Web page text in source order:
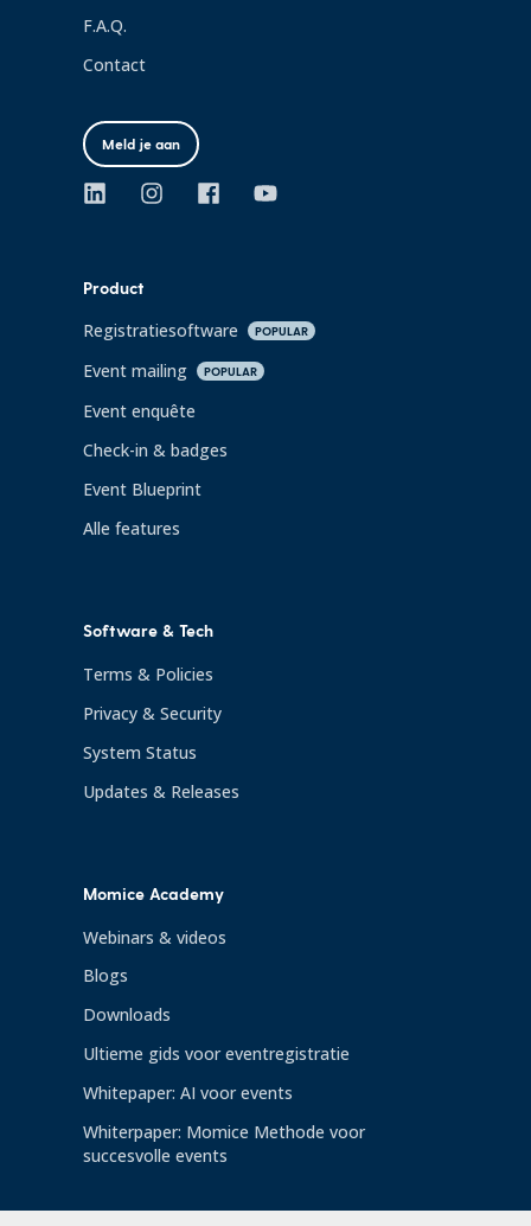
F.A.Q.
Contact
Meld je aan
Product
Registratiesoftware POPULAR
Event mailing POPULAR
Event enquête
Check-in & badges
Event Blueprint
Alle features
Software & Tech
Terms & Policies
Privacy & Security
System Status
Updates & Releases
Momice Academy
Webinars & videos
Blogs
Downloads
Ultieme gids voor eventregistratie
Whitepaper: AI voor events
Whiterpaper: Momice Methode voor
succesvolle events